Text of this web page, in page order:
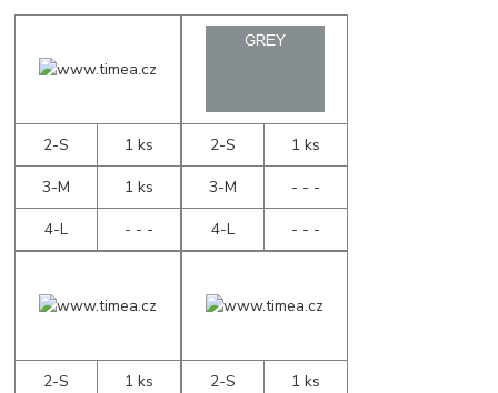
2-S
1 ks
3-M
1 ks
4-L
- - -
2-S
1 ks
3-M
- - -
4-L
- - -
2-S
1 ks
2-S
1 ks